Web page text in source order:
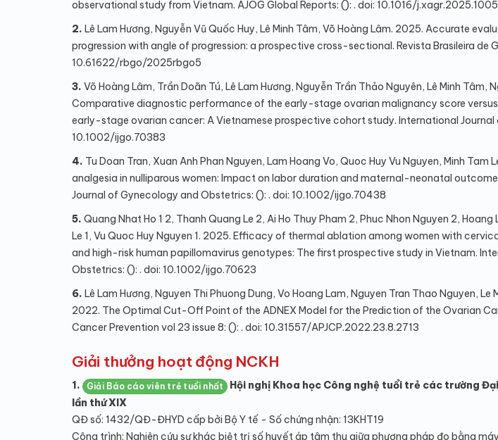
observational study from Vietnam. AJOG Global Reports: (): . doi: 10.1016/
2. Lê Lam Hương, Nguyễn Vũ Quốc Huy, Lê Minh Tâm, Võ Hoàng Lâm. 2025. Accurate
progression with angle of progression: a prospective cross-sectional. Revista Brasileira de
10.61622/rbgo/2025rbgo5
3. Võ Hoàng Lâm, Trần Doãn Tú, Lê Lam Hương, Nguyễn Trần Thảo Nguyên, Lê Minh Tâm,
Comparative diagnostic performance of the early-stage ovarian malignancy score
early-stage ovarian cancer: A Vietnamese prospective cohort study. International Journal
10.1002/ijgo.70383
4. Tu Doan Tran, Xuan Anh Phan Nguyen, Lam Hoang Vo, Quoc Huy Vu Nguyen, Minh Tam
analgesia in nulliparous women: Impact on labor duration and maternal-neonatal
Journal of Gynecology and Obstetrics: (): . doi: 10.1002/ijgo.70438
5. Quang Nhat Ho 1 2, Thanh Quang Le 2, Ai Ho Thuy Pham 2, Phuc Nhon Nguyen 2, Hoang
Le 1, Vu Quoc Huy Nguyen 1. 2025. Efficacy of thermal ablation among women with
and high-risk human papillomavirus genotypes: The first prospective study in Vietnam.
Obstetrics: (): . doi: 10.1002/ijgo.70623
6. Lê Lam Hương, Nguyen Thi Phuong Dung, Vo Hoang Lam, Nguyen Tran Thao Nguyen, Le
2022. The Optimal Cut-Off Point of the ADNEX Model for the Prediction of the Ovarian
Cancer Prevention vol 23 issue 8: (): . doi: 10.31557/APJCP.2022.23.8.2713
Giải thưởng hoạt động NCKH
1. Giải Báo cáo viên trẻ tuổi nhất
Hội nghị Khoa học Công nghệ tuổi trẻ các trường
lần thứ XIX
QĐ số: 1432/QĐ-ĐHYD cấp bởi Bộ Y tế - Số chứng nhận: 13KHT19
Công trình: Nghiên cứu sự khác biệt trị số huyết áp tâm thu giữa phương pháp đo bằng